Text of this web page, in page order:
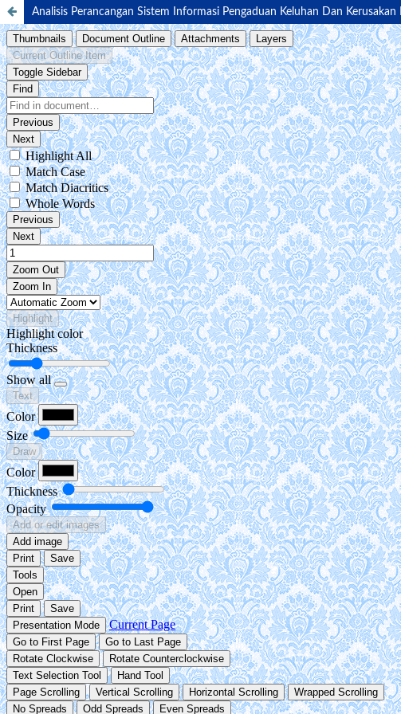
Analisis Perancangan Sistem Informasi Pengaduan Keluhan Dan